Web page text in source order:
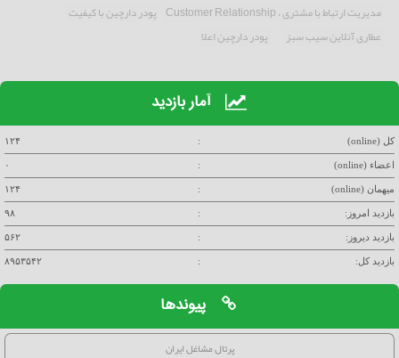
مدیریت ارتباط با مشتری ، Customer Relationship
پودر دارچین با کیفیت
عطاری آنلاین سیب سبز
پودر دارچین اعلا
آمار بازدید
کل (online) : ۱۲۴
اعضاء (online) : ۰
میهمان (online) : ۱۲۴
بازدید امروز: : ۹۸
بازدید دیروز: : ۵۶۲
بازدید کل: : ۸۹۵۳۵۴۲
پیوندها
پرتال مشاغل ایران